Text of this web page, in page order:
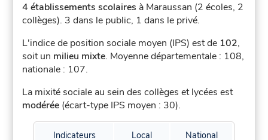
4 établissements scolaires à Maraussan (2 écoles, 2
collèges). 3 dans le public, 1 dans le privé.
L'indice de position sociale moyen (IPS) est de 102,
soit un milieu mixte. Moyenne départementale : 108,
nationale : 107.
La mixité sociale au sein des collèges et lycées est
modérée (écart-type IPS moyen : 30).
Indicateurs Local National